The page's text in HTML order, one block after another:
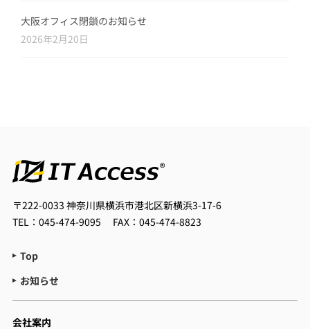
大阪オフィス閉鎖のお知らせ
2026年2月20日
〒222-0033 神奈川県横浜市港北区新横浜3-17-6
TEL：045-474-9095
FAX：045-474-8823
Top
お知らせ
会社案内